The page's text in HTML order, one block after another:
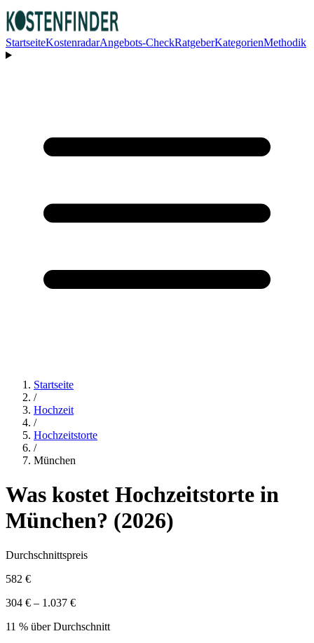
StartseiteKostenradarAngebots-CheckRatgeberKategorienMethodik
Startseite
/
Hochzeit
/
Hochzeitstorte
/
München
Was kostet Hochzeitstorte in
München? (2026)
Durchschnittspreis
582 €
304 € – 1.037 €
11 % über Durchschnitt